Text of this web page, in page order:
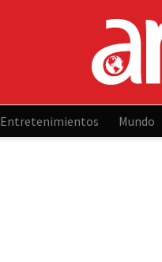
Entretenimientos Mundo